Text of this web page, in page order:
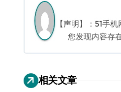
航
【声明】：51手
您发现内容存
相关文章